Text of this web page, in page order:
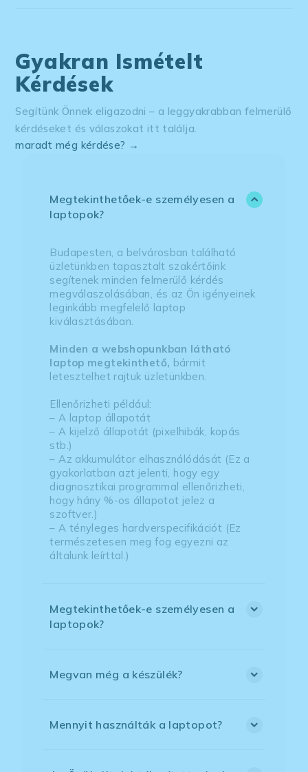
Gyakran Ismételt
Kérdések
Segítünk Önnek eligazodni – a leggyakrabban felmerülő
kérdéseket és válaszokat itt találja.
maradt még kérdése? →
Megtekinthetőek-e személyesen a
laptopok?
Budapesten, a belvárosban található
üzletünkben tapasztalt szakértőink
segítenek minden felmerülő kérdés
megválaszolásában, és az Ön igényeinek
leginkább megfelelő laptop
kiválasztásában.
Minden a webshopunkban látható
laptop megtekinthető, bármit
letesztelhet rajtuk üzletünkben.
Ellenőrizheti például:
– A laptop állapotát
– A kijelző állapotát (pixelhibák, kopás
stb.)
– Az akkumulátor elhasználódását (Ez a
gyakorlatban azt jelenti, hogy egy
diagnosztikai programmal ellenőrizheti,
hogy hány %-os állapotot jelez a
szoftver.)
– A tényleges hardverspecifikációt (Ez
természetesen meg fog egyezni az
általunk leírttal.)
Megtekinthetőek-e személyesen a
laptopok?
Megvan még a készülék?
Mennyit használták a laptopot?